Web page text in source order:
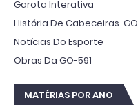
Garota Interativa
História De Cabeceiras-GO
Notícias Do Esporte
Obras Da GO-591
MATÉRIAS POR ANO